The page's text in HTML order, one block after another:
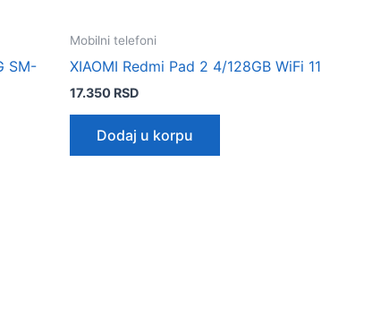
SM-
Mobilni telefoni
XIAOMI Redmi Pad 2 4/128GB WiFi 11
17.350 RSD
Dodaj u korpu